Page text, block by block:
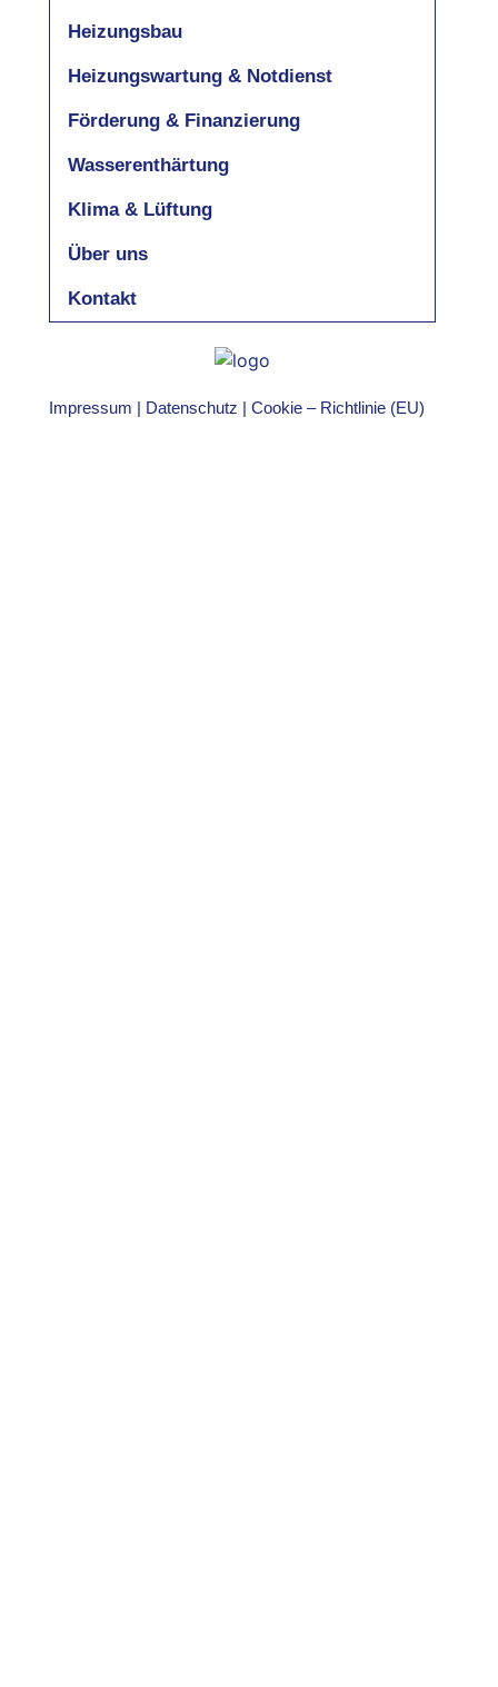
Heizungsbau
Heizungswartung & Notdienst
Förderung & Finanzierung
Wasserenthärtung
Klima & Lüftung
Über uns
Kontakt
Impressum | Datenschutz | Cookie – Richtlinie (EU)